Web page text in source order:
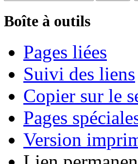
Boîte à outils
Pages liées
Suivi des liens
Copier sur le
Pages
Version